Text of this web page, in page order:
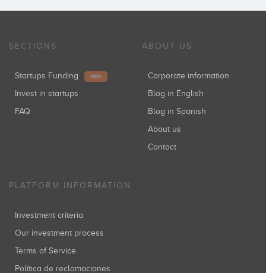
SECTIONS
Startups Funding NEW
Invest in startups
FAQ
ABOUT US
Corporate information
Blog in English
Blog in Spanish
About us
Contact
PLATFORM INFORMATION
Investment criteria
Our investment process
Terms of Service
Política de reclamaciones